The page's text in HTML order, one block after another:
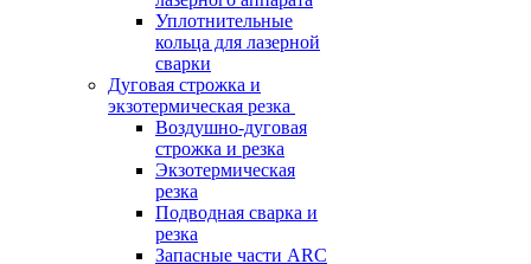
Уплотнительные
кольца для лазерной
сварки
Дуговая строжка и
экзотермическая резка
Воздушно-дуговая
строжка и резка
Экзотермическая
резка
Подводная сварка и
резка
Запасные части ARC